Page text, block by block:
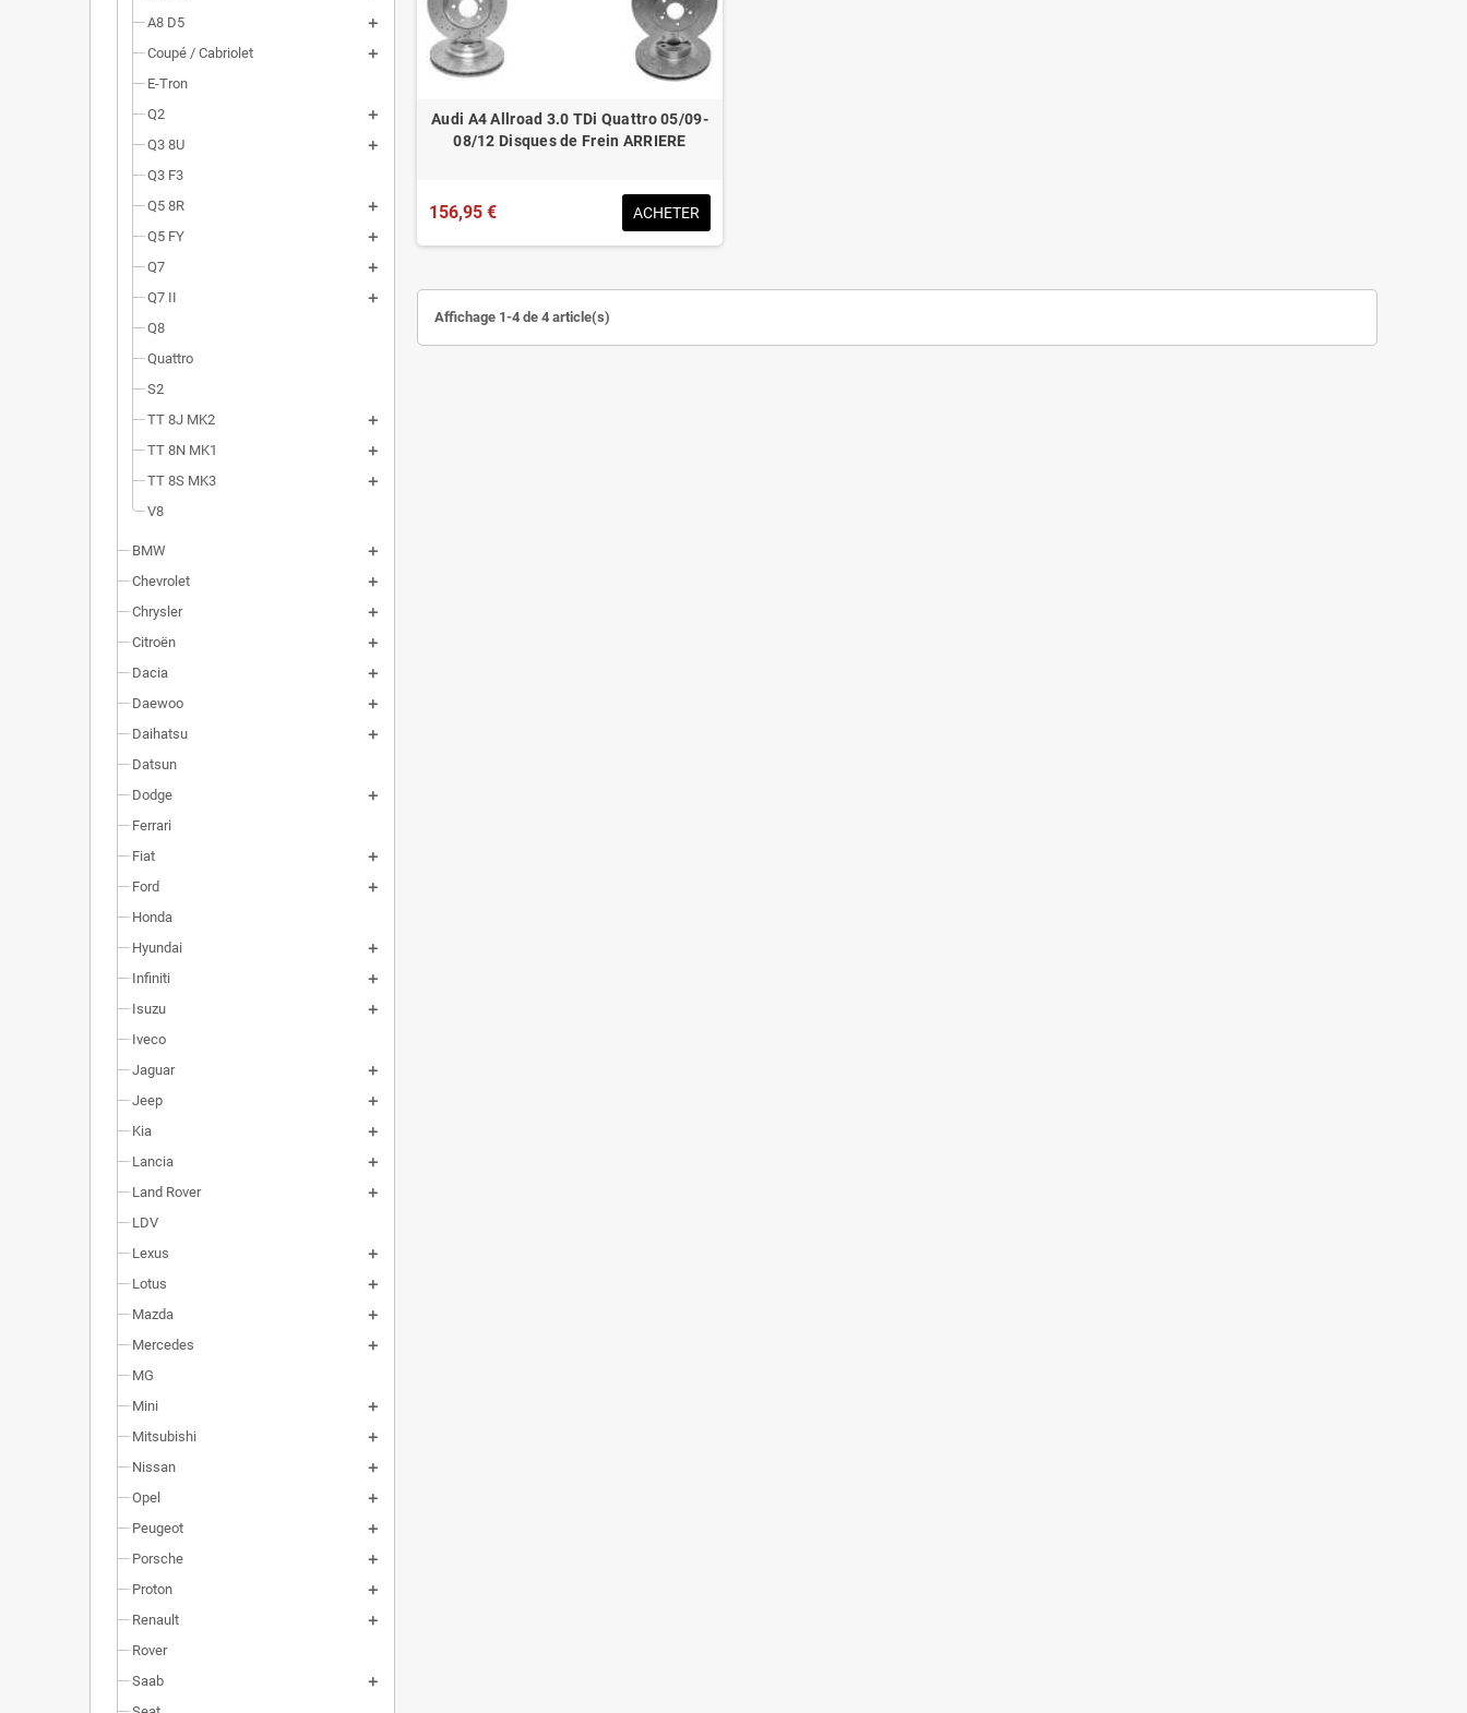
A8 D5
Coupé / Cabriolet
E-Tron
Q2
Q3 8U
Q3 F3
Q5 8R
Q5 FY
Q7
Q7 II
Q8
Quattro
S2
TT 8J MK2
TT 8N MK1
TT 8S MK3
V8
BMW
Chevrolet
Chrysler
Citroën
Dacia
Daewoo
Daihatsu
Datsun
Dodge
Ferrari
Fiat
Ford
Honda
Hyundai
Infiniti
Isuzu
Iveco
Jaguar
Jeep
Kia
Lancia
Land Rover
LDV
Lexus
Lotus
Mazda
Mercedes
MG
Mini
Mitsubishi
Nissan
Opel
Peugeot
Porsche
Proton
Renault
Rover
Saab
Audi A4 Allroad 3.0 TDi Quattro 05/09-
08/12 Disques de Frein ARRIERE
156,95 € ACHETER
Affichage 1-4 de 4 article(s)